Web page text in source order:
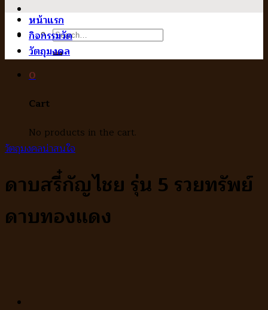
Search
for:
0
Cart
No products in the cart.
หน้าแรก
กิจกรรมวัด
วัตถุมงคล
วัตถุมงคลน่าสนใจ
ดาบสรี๋กัญไชย รุ่น 5 รวยทรัพย์
ดาบทองแดง